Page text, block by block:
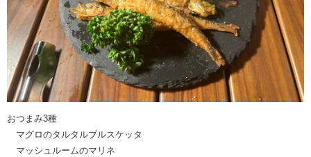
おつまみ3種
マグロのタルタルブルスケッタ
マッシュルームのマリネ